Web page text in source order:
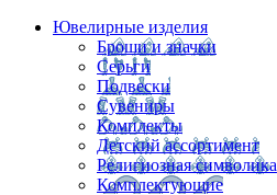
Ювелирные изделия
Броши и значки
Серьги
Подвески
Сувениры
Комплекты
Детский ассортимент
Религиозная символика
Комплектующие